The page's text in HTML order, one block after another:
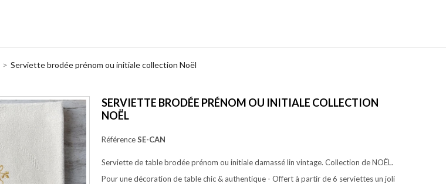
> Serviette brodée prénom ou initiale collection Noël
SERVIETTE BRODÉE PRÉNOM OU INITIALE COLLECTION
NOËL
RéférenceSE-CAN
Serviette de table brodée prénom ou initiale damassé lin vintage. Collection de NOËL.
Pour une décoration de table chic & authentique - Offert à partir de 6 serviettes un joli